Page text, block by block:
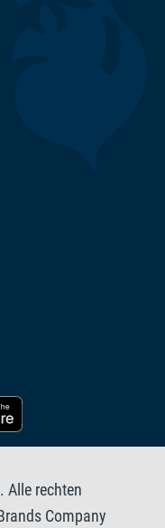
Alle rechten
Company